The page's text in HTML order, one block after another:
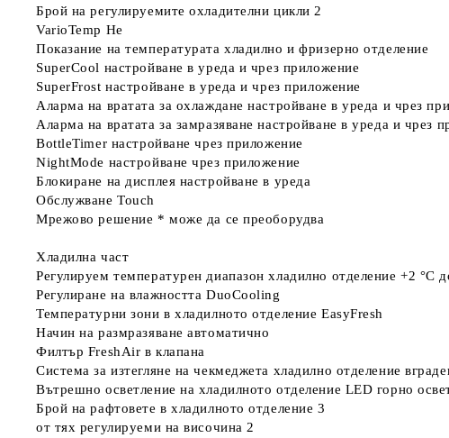
Брой на регулируемите охладителни цикли 2
VarioTemp Не
Показание на температурата хладилно и фризерно отделение
SuperCool настройване в уреда и чрез приложение
SuperFrost настройване в уреда и чрез приложение
Аларма на вратата за oхлаждане настройване в уреда и чрез
Аларма на вратата за замразяване настройване в уреда и чрез
BottleTimer настройване чрез приложение
NightMode настройване чрез приложение
Блокиране на дисплея настройване в уреда
Обслужване Touch
Мрежово решение * може да се преоборудва
Хладилна част
Регулируем температурен диапазон хладилно отделение +2 °C
Регулиране на влажността DuoCooling
Температурни зони в хладилното отделение EasyFresh
Начин на размразяване автоматично
Филтър FreshAir в клапана
Система за изтегляне на чекмеджета хладилно отделение
Вътрешно осветление на хладилното отделение LED горно
Брой на рафтовете в хладилното отделение 3
от тях регулируеми на височина 2